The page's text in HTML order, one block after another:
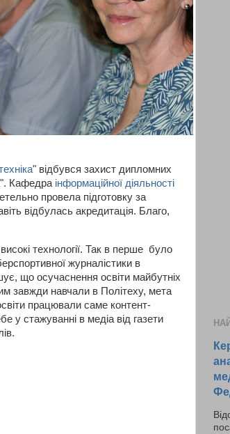
" відбувся захист дипломних
Кафедра інформаційної діяльності
провела підготовку за
відбулась акредитація. Благо,
технології. Так в перше було
журналістики в
що осучаснення освіти майбутніх
завжди навчали в Політеху, мета
працювали саме контент-
у стажуванні в медіа від газети